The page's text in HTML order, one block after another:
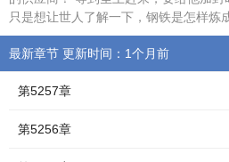
只是想让世人了解一下，钢铁是怎样
最新章节 更新时间：1个月前
第5257章
第5256章